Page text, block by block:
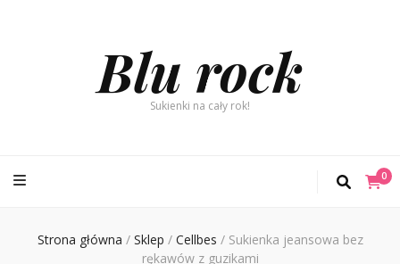
Blu rock
Sukienki na cały rok!
0
Strona główna / Sklep / Cellbes / Sukienka jeansowa bez
rękawów z guzikami